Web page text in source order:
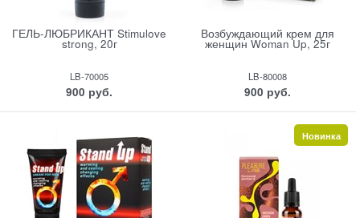
ГЕЛЬ-ЛЮБРИКАНТ Stimulove
strong, 20г
LB-70005
900 руб.
Возбуждающий крем для
женщин Woman Up, 25г
LB-80008
900 руб.
Новинка